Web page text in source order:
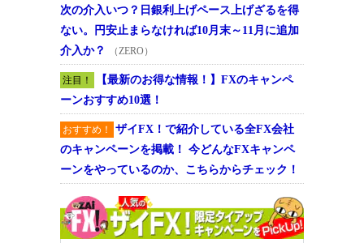
次の介入いつ？日銀利上げペース上げざるを得
ない。円安止まらなければ10月末～11月に追加
介入か？
（ZERO）
注目！
【最新のお得な情報！】FXのキャンペ
ーンおすすめ10選！
おすすめ！
ザイFX！で紹介している全FX会社
のキャンペーンを掲載！ 今どんなFXキャンペ
ーンをやっているのか、こちらからチェック！